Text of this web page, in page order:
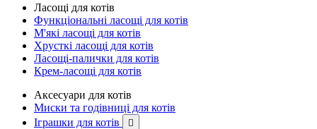
Ласощі для котів
Функціональні ласощі для котів
М'які ласощі для котів
Хрусткі ласощі для котів
Ласощі-палички для котів
Крем-ласощі для котів
Аксесуари для котів
Миски та годівниці для котів
Іграшки для котів
